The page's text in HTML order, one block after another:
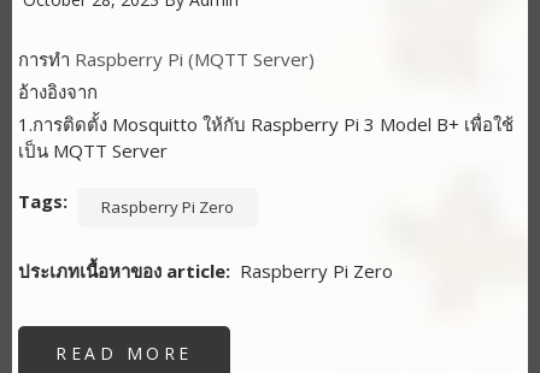
การทำ Raspberry Pi (MQTT Server)
อ้างอิงจาก
1.การติดตั้ง Mosquitto ให้กับ Raspberry Pi 3 Model B+ เพื่อใช้
เป็น MQTT Server
Tags Raspberry Pi Zero
ประเภทเนื้อหาของ article Raspberry Pi Zero
READ MORE